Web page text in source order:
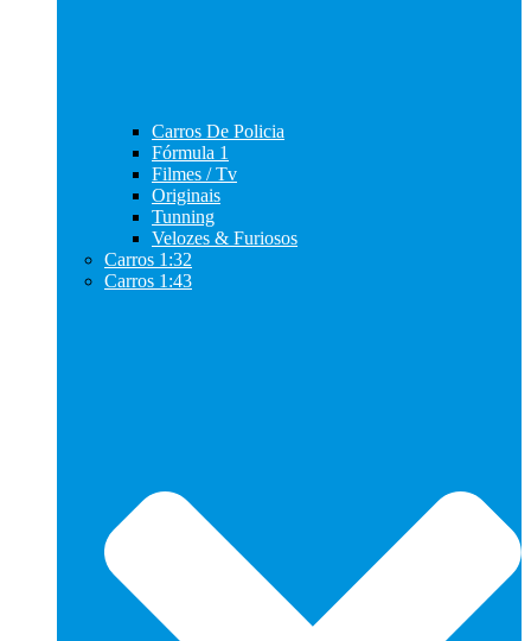
Carros De Policia
Fórmula 1
Filmes / Tv
Originais
Tunning
Velozes & Furiosos
Carros 1:32
Carros 1:43